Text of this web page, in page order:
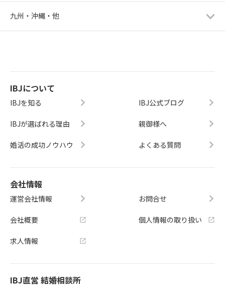
九州・沖縄・他
IBJについて
IBJを知る
IBJが選ばれる理由
婚活の成功ノウハウ
IBJ公式ブログ
親御様へ
よくある質問
会社情報
運営会社情報
会社概要
求人情報
お問合せ
個人情報の取り扱い
IBJ直営 結婚相談所